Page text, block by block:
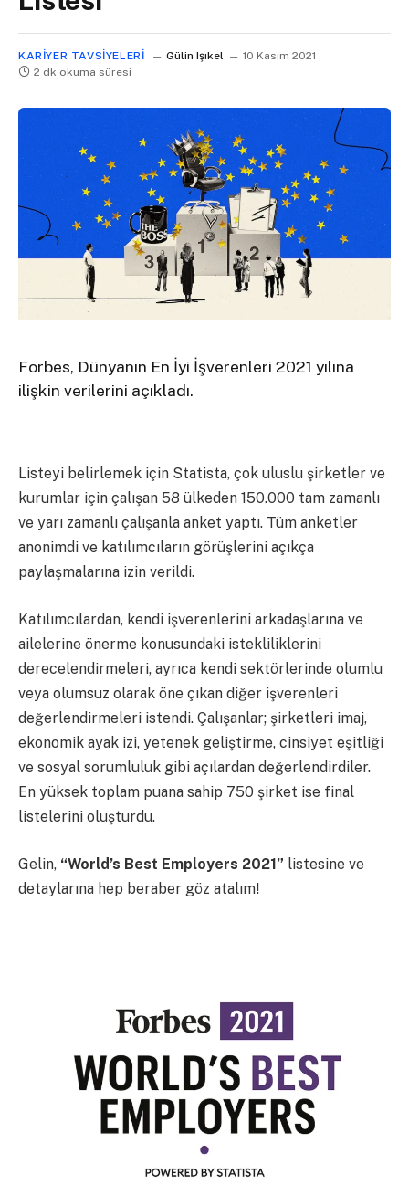
KARIYER TAVSIYELERI Gülin Işıkel
10 Kasım 2021
2 dk okuma süresi
Forbes, Dünyanın En İyi İşverenleri 2021 yılına
ilişkin verilerini açıkladı.
Listeyi belirlemek için Statista, çok uluslu şirketler ve
kurumlar için çalışan 58 ülkeden 150.000 tam zamanlı
ve yarı zamanlı çalışanla anket yaptı. Tüm anketler
anonimdi ve katılımcıların görüşlerini açıkça
paylaşmalarına izin verildi.
Katılımcılardan, kendi işverenlerini arkadaşlarına ve
ailelerine önerme konusundaki istekliliklerini
derecelendirmeleri, ayrıca kendi sektörlerinde olumlu
veya olumsuz olarak öne çıkan diğer işverenleri
değerlendirmeleri istendi. Çalışanlar; şirketleri imaj,
ekonomik ayak izi, yetenek geliştirme, cinsiyet eşitliği
ve sosyal sorumluluk gibi açılardan değerlendirdiler.
En yüksek toplam puana sahip 750 şirket ise final
listelerini oluşturdu.
Gelin, “World’s Best Employers 2021” listesine ve
detaylarına hep beraber göz atalım!